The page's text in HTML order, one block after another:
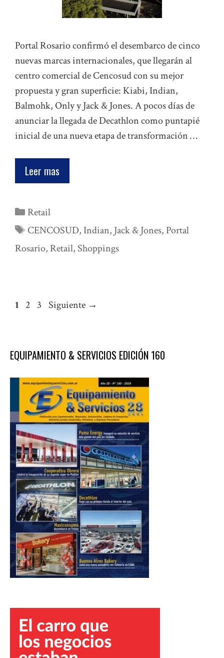
Portal Rosario confirmó el desembarco de cinco
nuevas marcas internacionales, que llegarán al
centro comercial de Cencosud con su mejor
propuesta y gran superficie: Kiabi, Indian,
Balmohk, Only y Jack & Jones. A pocos días de
anunciar la llegada de Decathlon como puntapié
inicial de una nueva etapa de transformación …
Leer mas
Categorías
Retail
Etiquetas
CENCOSUD, Indian, Jack & Jones, Portal
Rosario, Retail, Shoppings
Página
1 Página
2 Página
3 Siguiente →
EQUIPAMIENTO & SERVICIOS EDICIÓN 160